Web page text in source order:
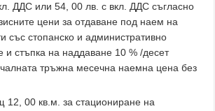
ДДС или 54, 00 лв. с вкл. ДДС съгласно
цени за отдаване под наем на
със стопанско и административно
и стъпка на наддаване 10 % /десет
тръжна месечна наемна цена без
12, 00 кв.м. за стациониране на